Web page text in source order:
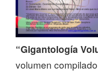
“Gigantología
volumen